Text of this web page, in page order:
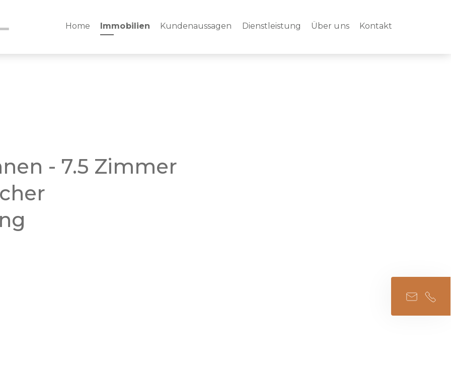
Home Immobilien Kundenaussagen Dienstleistung Über uns Kontakt
- 7.5 Zimmer